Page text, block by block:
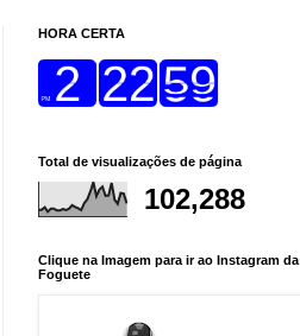
HORA CERTA
Total de visualizações de página
102,288
Clique na Imagem para ir ao Instagram da
Foguete